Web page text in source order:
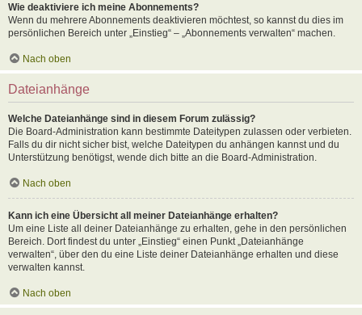
Wie deaktiviere ich meine Abonnements?
Wenn du mehrere Abonnements deaktivieren möchtest, so kannst du dies im
persönlichen Bereich unter „Einstieg“ – „Abonnements verwalten“ machen.
Nach oben
Dateianhänge
Welche Dateianhänge sind in diesem Forum zulässig?
Die Board-Administration kann bestimmte Dateitypen zulassen oder verbieten.
Falls du dir nicht sicher bist, welche Dateitypen du anhängen kannst und du
Unterstützung benötigst, wende dich bitte an die Board-Administration.
Nach oben
Kann ich eine Übersicht all meiner Dateianhänge erhalten?
Um eine Liste all deiner Dateianhänge zu erhalten, gehe in den persönlichen
Bereich. Dort findest du unter „Einstieg“ einen Punkt „Dateianhänge
verwalten“, über den du eine Liste deiner Dateianhänge erhalten und diese
verwalten kannst.
Nach oben